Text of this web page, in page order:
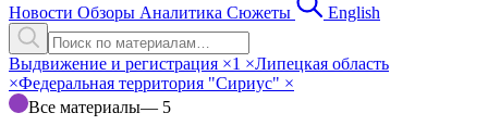
Новости Обзоры Аналитика Сюжеты English
Выдвижение и регистрация ×1 ×Липецкая область
×Федеральная территория "Сириус" ×
Все материалы— 5